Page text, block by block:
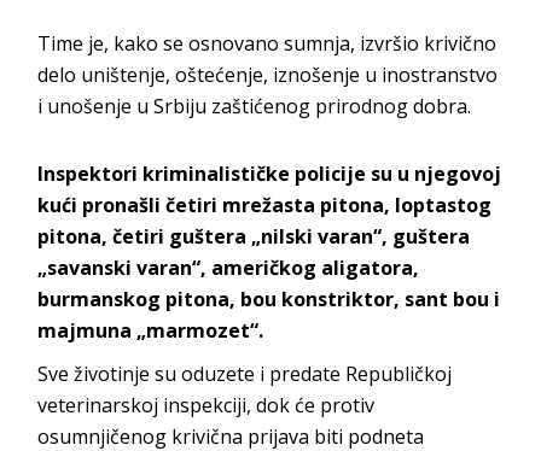
Time je, kako se osnovano sumnja, izvršio krivično
delo uništenje, oštećenje, iznošenje u inostranstvo
i unošenje u Srbiju zaštićenog prirodnog dobra.
Inspektori kriminalističke policije su u njegovoj
kući pronašli četiri mrežasta pitona, loptastog
pitona, četiri guštera „nilski varan“, guštera
„savanski varan“, američkog aligatora,
burmanskog pitona, bou konstriktor, sant bou i
majmuna „marmozet“.
Sve životinje su oduzete i predate Republičkoj
veterinarskoj inspekciji, dok će protiv
osumnjičenog krivična prijava biti podneta